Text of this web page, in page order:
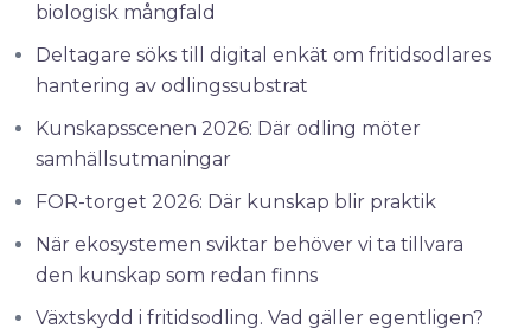
biologisk mångfald
Deltagare söks till digital enkät om fritidsodlares
hantering av odlingssubstrat
Kunskapsscenen 2026: Där odling möter
samhällsutmaningar
FOR-torget 2026: Där kunskap blir praktik
När ekosystemen sviktar behöver vi ta tillvara
den kunskap som redan finns
Växtskydd i fritidsodling. Vad gäller egentligen?